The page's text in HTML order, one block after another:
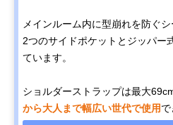
メインルーム内に型崩れを防ぐ
2つのサイドポケットとジッパー
ています。
ショルダーストラップは最大
から大人まで幅広い世代で使用で